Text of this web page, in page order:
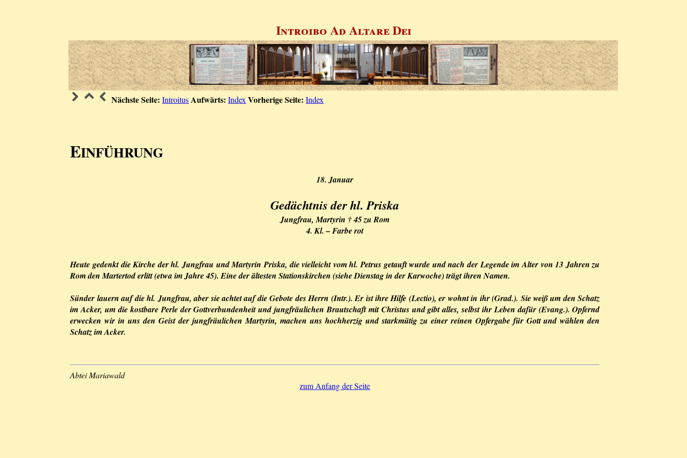
Introibo Ad Altare Dei
Nächste Seite: Introitus Aufwärts: Index Vorherige Seite: Index
EINFÜHRUNG
18. Januar
Gedächtnis der hl. Priska
Jungfrau, Martyrin † 45 zu Rom
4. Kl. – Farbe rot
Heute gedenkt die Kirche der hl. Jungfrau und Martyrin Priska, die vielleicht vom hl. Petrus getauft wurde und nach der Legende im Alter von 13 Jahren zu
Rom den Martertod erlitt (etwa im Jahre 45). Eine der ältesten Stationskirchen (siehe Dienstag in der Karwoche) trägt ihren Namen.
Sünder lauern auf die hl. Jungfrau, aber sie achtet auf die Gebote des Herrn (Intr.). Er ist ihre Hilfe (Lectio), er wohnt in ihr (Grad.). Sie weiß um den Schatz
im Acker, um die kostbare Perle der Gottverbundenheit und jungfräulichen Brautschaft mit Christus und gibt alles, selbst ihr Leben dafür (Evang.). Opfernd
erwecken wir in uns den Geist der jungfräulichen Martyrin, machen uns hochherzig und starkmütig zu einer reinen Opfergabe für Gott und wählen den
Schatz im Acker.
Abtei Mariawald
zum Anfang der Seite